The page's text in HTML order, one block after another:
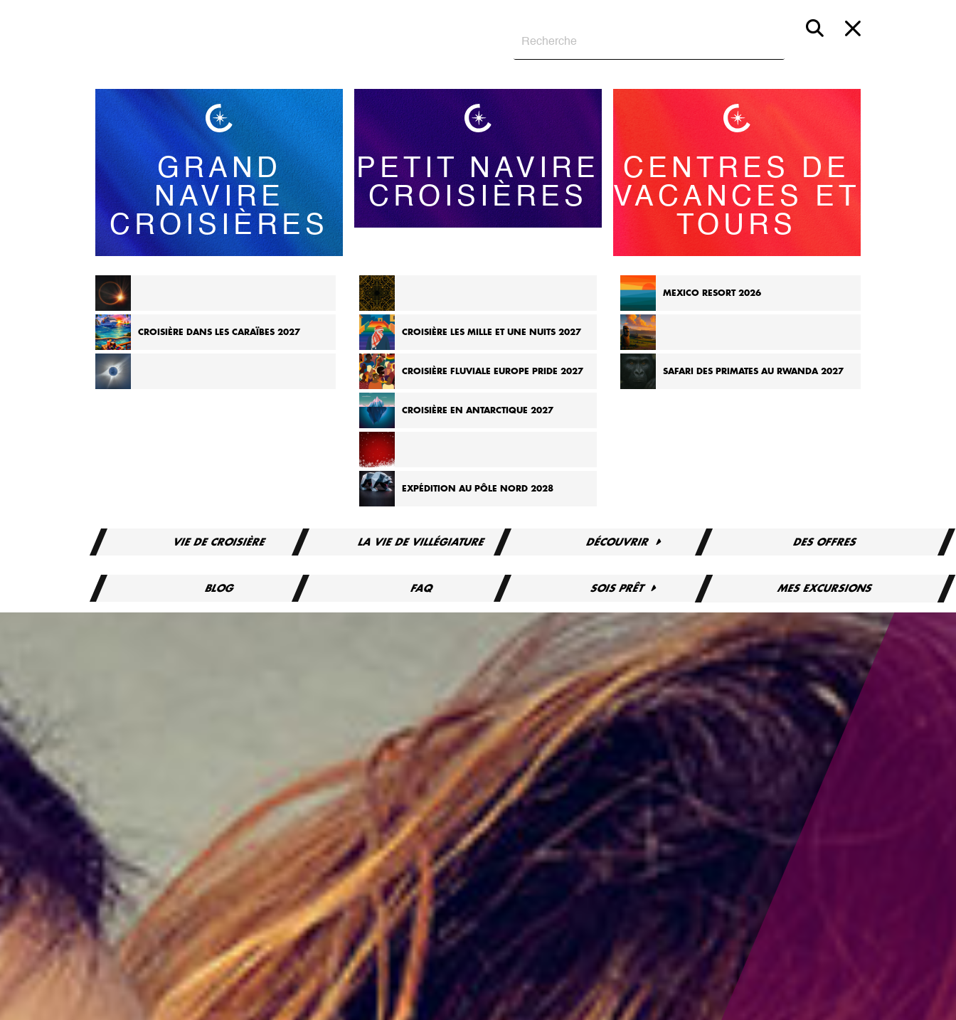
GRAND
NAVIRE
CROISIÈRES
PETIT NAVIRE
CROISIÈRES
CENTRES DE
VACANCES ET
TOURS
CROISIÈRE ÉCLIPSE TOTALE EN MÉDITERRANÉE 2026
CROISIÈRE DANS LES CARAÏBES 2027 CROISIÈRE DE MADAGASCAR AUX SEYCHELLES 2026
CROISIÈRE LES MILLE ET UNE NUITS 2027
CROISIÈRE FLUVIALE EUROPE PRIDE 2027
CROISIÈRE EN ANTARCTIQUE 2027
CROISIÈRE DES MARCHÉS DE NOËL D’EUROPE 2027
EXPÉDITION AU PÔLE NORD 2028
MEXICO RESORT 2026
TOURNÉE AU CHILI ET À L’ÎLE DE PÂQUES 2026
SAFARI DES PRIMATES AU RWANDA 2027
VIE DE CROISIÈRE LA VIE DE VILLÉGIATURE DÉCOUVRIR DES OFFRES
BLOG FAQ SOIS PRÊT MES EXCURSIONS